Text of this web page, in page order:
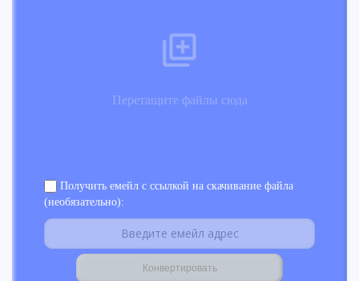
Перетащите файлы сюда
Получить емейл с ссылкой на скачивание файла
(необязательно):